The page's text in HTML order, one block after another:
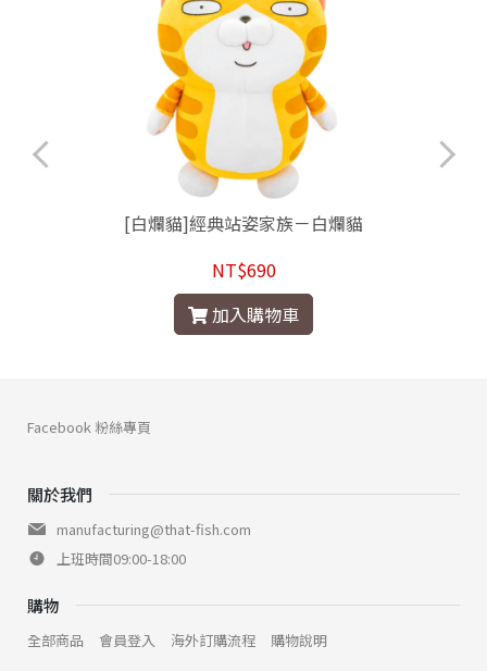
[白爛貓]經典站姿家族－白爛貓
NT$690
加入購物車
關於我們
manufacturing@that-fish.com
上班時間09:00-18:00
購物
全部商品 會員登入 海外訂購流程 購物說明
Facebook 粉絲專頁